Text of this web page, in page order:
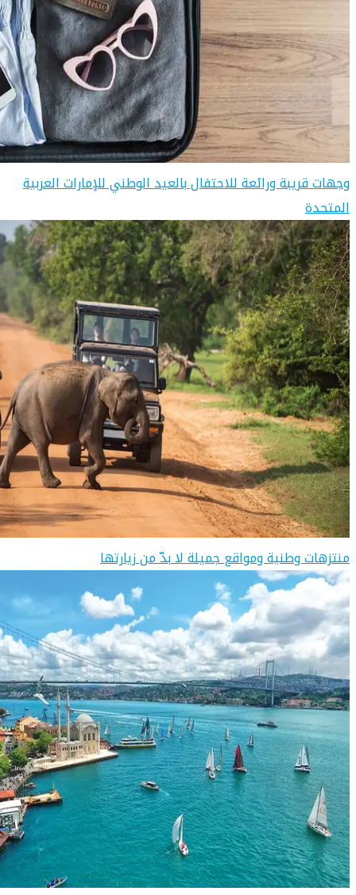
وجهات قريبة ورائعة للاحتفال بالعيد الوطني للإمارات العربية
المتحدة
منتزهات وطنية ومواقع جميلة لا بدّ من زيارتها